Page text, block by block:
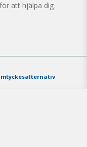
att hjälpa dig.